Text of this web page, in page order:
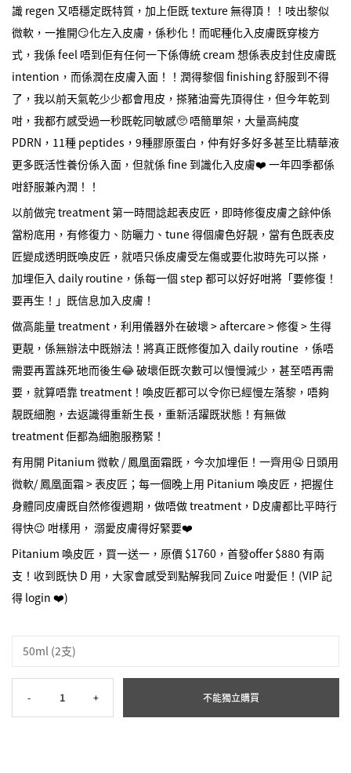
識 regen 又唔穩定既特質，加上佢既 texture 無得頂！！吱出黎似
微軟，一推開😏化左入皮膚，係秒化！而呢種化入皮膚既穿梭方
式，我係 feel 唔到佢有任何一下係傳統 cream 想係表皮封住皮膚既
intention，而係潤在皮膚入面！！潤得黎個 finishing 舒服到不得
了，我以前天氣乾少少都會甩皮，搽豬油膏先頂得住，但今年乾到
咁，我都冇感受過一秒既乾同敏感🥺 唔簡單架，大量高純度
PDRN，11種 peptides，9種膠原蛋白，仲有好多好多甚至比精華液
更多既活性養份係入面，但就係 fine 到識化入皮膚❤️ 一年四季都係
咁舒服兼內潤！！
以前做完 treatment 第一時間諗起表皮匠，即時修復皮膚之餘仲係
當粉底用，有修復力、防曬力、tune 得個膚色好靚，當有色既表皮
匠變成透明既喚皮匠，就唔只係皮膚受左傷或要化妝時先可以搽，
加埋佢入 daily routine，係每一個 step 都可以好好咁將「要修復！
要再生！」既信息加入皮膚！
做高能量 treatment，利用儀器外在破壞 > aftercare > 修復 > 生得
更靚，係無辦法中既辦法！將真正既修復加入 daily routine ，係唔
需要再置誅死地而後生😂 破壞佢既次數可以慢慢減少，甚至唔再需
要，就算唔靠 treatment！喚皮匠都可以令你已經慢左落黎，唔夠
靚既細胞，去返識得重新生長，重新活躍既狀態！有無做
treatment 佢都為細胞服務緊！
有用開 Pitanium 微軟 / 鳳凰面霜既，今次加埋佢！一齊用🤤 日頭用
微軟/ 鳳凰面霜 > 表皮匠；每一個晚上用 Pitanium 喚皮匠，把握住
身體同皮膚既自然修復週期，做唔做 treatment，D皮膚都比平時行
得快😉 咁樣用， 溺愛皮膚得好緊要❤️
Pitanium 喚皮匠，買一送一，原價 $1760，首發offer $880 有兩
支！收到既快 D 用，大家會感受到點解我同 Zuice 咁愛佢！(VIP 記
得 login ❤️)
50ml (2支)
- 1 + 不能獨立購買